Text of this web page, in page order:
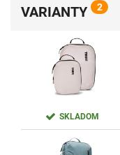
VARIANTY 2
SKLADOM